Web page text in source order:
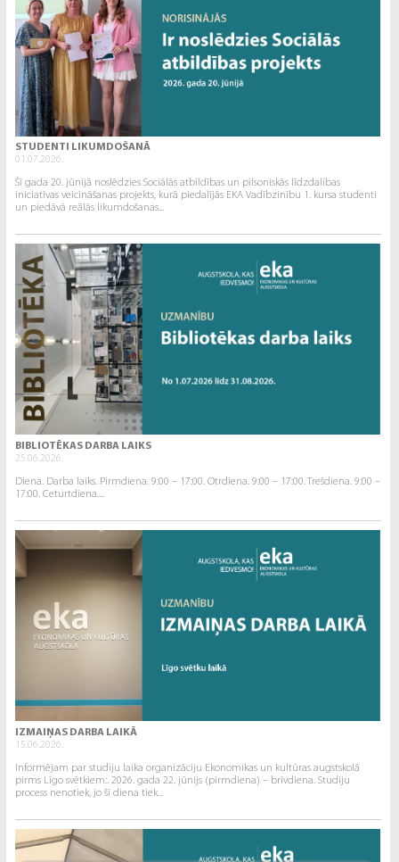
STUDENTI LIKUMDOŠANĀ
01.07.2026.
Šī gada 20. jūnijā noslēdzies Sociālās atbildības un pilsoniskās līdzdalības
iniciatīvas veicināšanas projekts, kurā piedalījās EKA Vadībzinību 1. kursa studenti
un piedāvā reālās likumdošanas...
BIBLIOTĒKAS DARBA LAIKS
25.06.2026.
Diena. Darba laiks. Pirmdiena. 9:00 – 17:00. Otrdiena. 9:00 – 17:00. Trešdiena. 9:00 –
17:00. Ceturtdiena....
IZMAIŅAS DARBA LAIKĀ
15.06.2026.
Informējam par studiju laika organizāciju Ekonomikas un kultūras augstskolā
pirms Līgo svētkiem:. 2026. gada 22. jūnijs (pirmdiena) – brīvdiena. Studiju
process nenotiek, jo šī diena tiek...